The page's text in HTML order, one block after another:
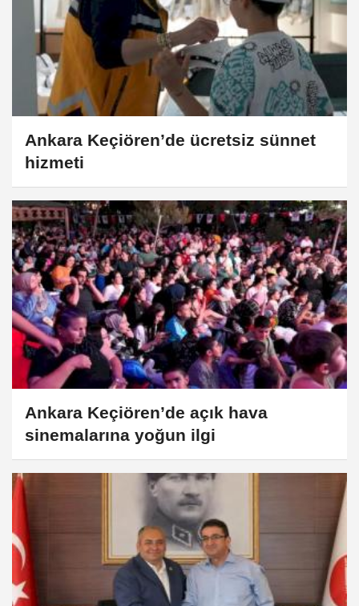
Ankara Keçiören’de ücretsiz sünnet
hizmeti
Ankara Keçiören’de açık hava
sinemalarına yoğun ilgi